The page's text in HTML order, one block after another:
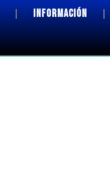
INFORMACIÓN